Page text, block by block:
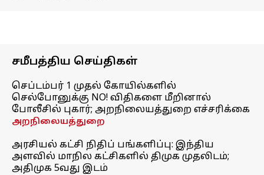
சமீபத்திய செய்திகள்
செப்டம்பர் 1 முதல் கோயில்களில்
செல்போனுக்கு NO! விதிகளை மீறினால்
போலீசில் புகார்; அறநிலையத்துறை எச்சரிக்கை
அறநிலையத்துறை
அரசியல் கட்சி நிதிப் பங்களிப்பு: இந்திய
அளவில் மாநில கட்சிகளில் திமுக முதலிடம்;
அதிமுக 5வது இடம்